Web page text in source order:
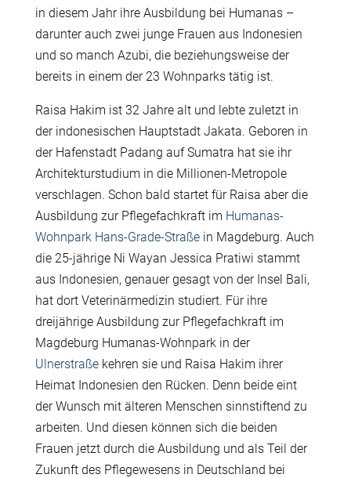
in diesem Jahr ihre Ausbildung bei Humanas –
darunter auch zwei junge Frauen aus Indonesien
und so manch Azubi, die beziehungsweise der
bereits in einem der 23 Wohnparks tätig ist.
Raisa Hakim ist 32 Jahre alt und lebte zuletzt in
der indonesischen Hauptstadt Jakata. Geboren in
der Hafenstadt Padang auf Sumatra hat sie ihr
Architekturstudium in die Millionen-Metropole
verschlagen. Schon bald startet für Raisa aber die
Ausbildung zur Pflegefachkraft im Humanas-
Wohnpark Hans-Grade-Straßein Magdeburg. Auch
die 25-jährige Ni Wayan Jessica Pratiwi stammt
aus Indonesien, genauer gesagt von der Insel Bali,
hat dort Veterinärmedizin studiert. Für ihre
dreijährige Ausbildung zur Pflegefachkraft im
Magdeburg Humanas-Wohnpark in der
Ulnerstraßekehren sie und Raisa Hakim ihrer
Heimat Indonesien den Rücken. Denn beide eint
der Wunsch mit älteren Menschen sinnstiftend zu
arbeiten. Und diesen können sich die beiden
Frauen jetzt durch die Ausbildung und als Teil der
Zukunft des Pflegewesens in Deutschland bei